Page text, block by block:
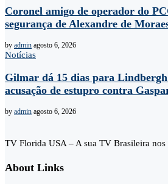
Coronel amigo de operador do
segurança de Alexandre de
by admin agosto 6, 2026
Notícias
Gilmar dá 15 dias para
acusação de estupro contra
by admin agosto 6, 2026
TV Florida USA – A sua TV Brasileira nos
About Links